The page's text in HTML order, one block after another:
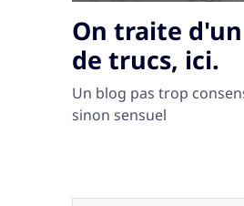
On traite
de trucs, ici.
Un blog pas trop
sinon sensuel